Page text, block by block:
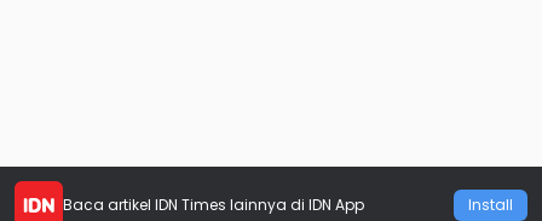
Baca artikel IDN Times lainnya di IDN App Install